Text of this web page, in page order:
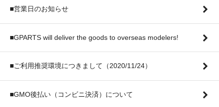
■営業日のお知らせ
■GPARTS will deliver the goods to overseas modelers!
■ご利用推奨環境につきまして（2020/11/24）
■GMO後払い（コンビニ決済）について